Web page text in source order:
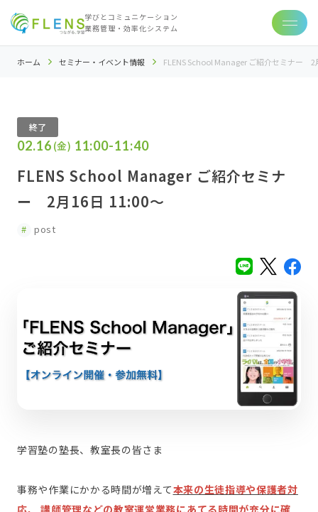
学びとコミュニケーション
業務管理・効率化システム
ホーム セミナー・イベント情報 FLENS School Manager ご紹介セミナー 2
終了
02.16 (金) 11:00-11:40
FLENS School Manager ご紹介セミナ
ー 2月16日 11:00～
post
学習塾の塾長、教室長の皆さま
事務や作業にかかる時間が増えて本来の生徒指導や保護者対
応、 講師管理などの教室運営業務にあてる時間が充分に確